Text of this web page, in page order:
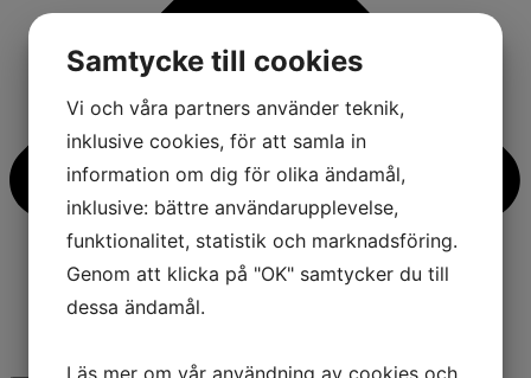
Samtycke till cookies
Vi och våra partners använder teknik,
inklusive cookies, för att samla in
information om dig för olika ändamål,
inklusive: bättre användarupplevelse,
funktionalitet, statistik och marknadsföring.
Genom att klicka på "OK" samtycker du till
dessa ändamål.
Läs mer om vår användning av cookies och